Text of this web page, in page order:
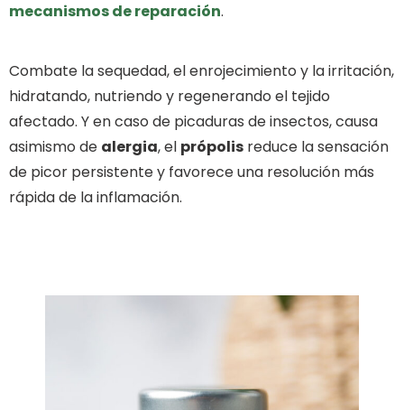
mecanismos de reparación.
Combate la sequedad, el enrojecimiento y la irritación,
hidratando, nutriendo y regenerando el tejido
afectado. Y en caso de picaduras de insectos, causa
asimismo de alergia, el própolis reduce la sensación
de picor persistente y favorece una resolución más
rápida de la inflamación.